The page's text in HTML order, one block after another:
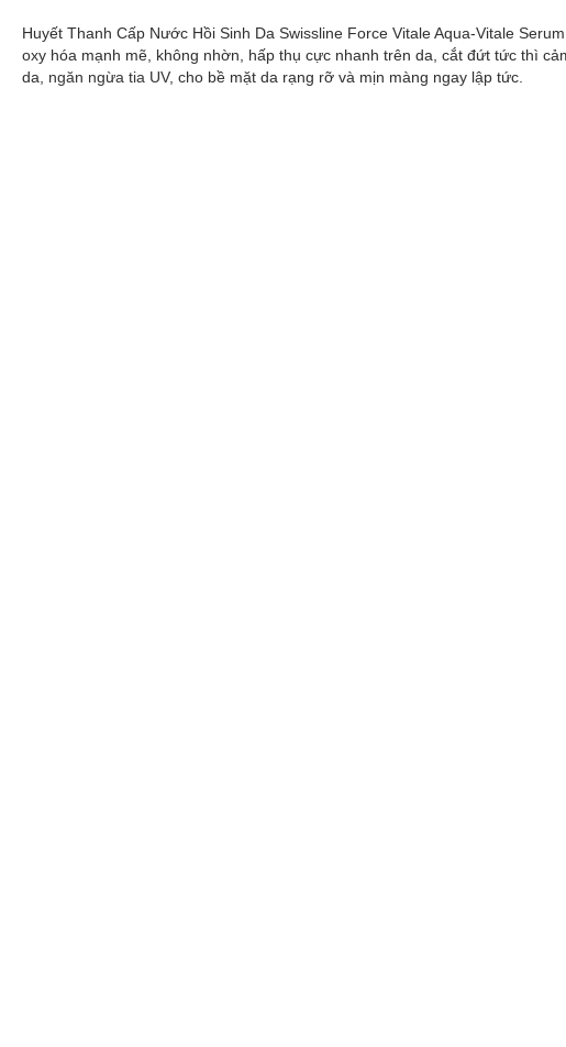
Huyết Thanh Cấp Nước Hồi Sinh Da Swissline Force Vitale Aqua-Vitale
oxy hóa mạnh mẽ, không nhờn, hấp thụ cực nhanh trên da, cắt đứt tức thì
da, ngăn ngừa tia UV, cho bề mặt da rạng rỡ và mịn màng ngay lập tức.